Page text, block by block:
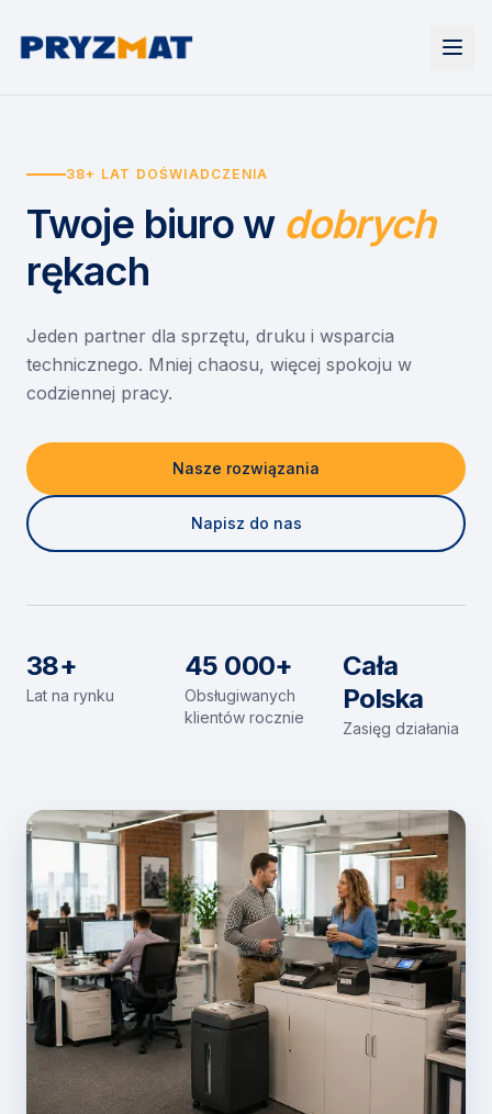
Urządzenia
Drukarki i urządzenia wielofunkcyjne
Etykiety i identyfikacja
Skanery i obieg dokumentów
Monitory interaktywne
Niszczarki dokumentów
Wynajem drukarek
Wynajem urządzeń biurowych
Asystent druku
EZD RP
Misja szkoła
Serwis
O nas
Kontakt
38+ LAT DOŚWIADCZENIA
Twoje biuro w dobrych
rękach
Jeden partner dla sprzętu, druku i wsparcia
technicznego. Mniej chaosu, więcej spokoju w
codziennej pracy.
Nasze rozwiązania
Napisz do nas
38+
Lat na rynku
45 000+
Obsługiwanych
klientów rocznie
Cała
Polska
Zasięg działania